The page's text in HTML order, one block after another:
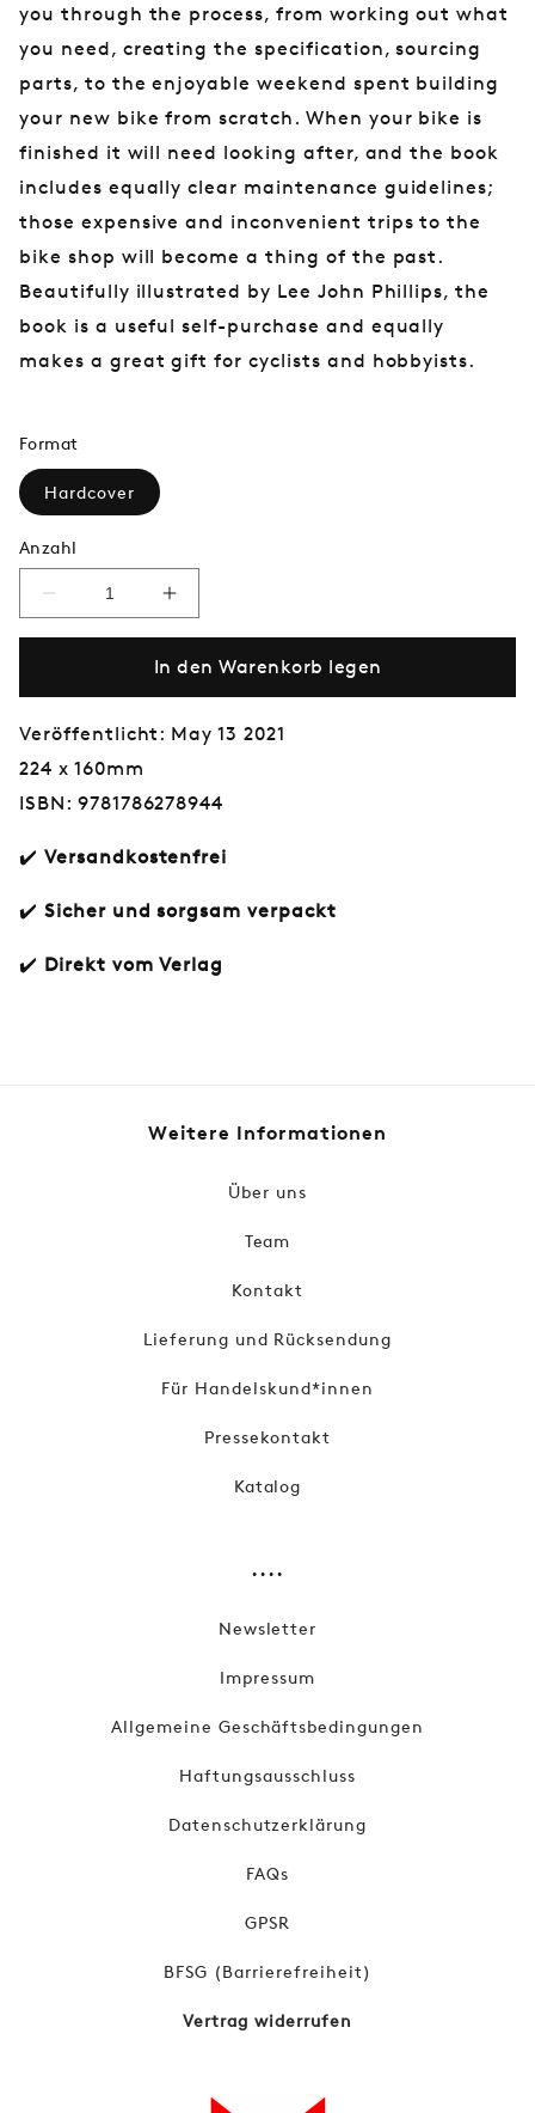
Format
Hardcover
Anzahl
Verringere
die
Menge
Build
Bike
(in
a
Erhöhe
die
Menge
für
Build
(in
a
In den Warenkorb legen
Veröffentlicht: May 13 2021
224 x 160mm
ISBN: 9781786278944
✔️ Versandkostenfrei
✔️ Sicher und sorgsam verpackt
✔️ Direkt vom Verlag
you through the process, from working out what
you need, creating the specification, sourcing
parts, to the enjoyable weekend spent building
your new bike from scratch. When your bike is
finished it will need looking after, and the book
includes equally clear maintenance guidelines;
those expensive and inconvenient trips to the
bike shop will become a thing of the past.
Beautifully illustrated by Lee John Phillips, the
book is a useful self-purchase and equally
makes a great gift for cyclists and hobbyists.
Weitere Informationen
Über uns
Team
Kontakt
Lieferung und Rücksendung
Für Handelskund*innen
Pressekontakt
Katalog
....
Newsletter
Impressum
Allgemeine Geschäftsbedingungen
Haftungsausschluss
Datenschutzerklärung
FAQs
GPSR
BFSG (Barrierefreiheit)
Vertrag widerrufen